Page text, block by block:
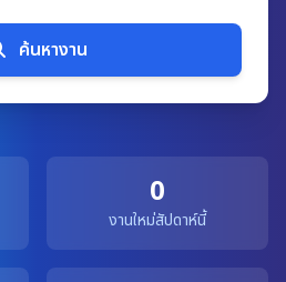
ค้นหางาน
0
งานใหม่สัปดาห์นี้